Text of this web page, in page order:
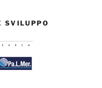
SVILUPPO